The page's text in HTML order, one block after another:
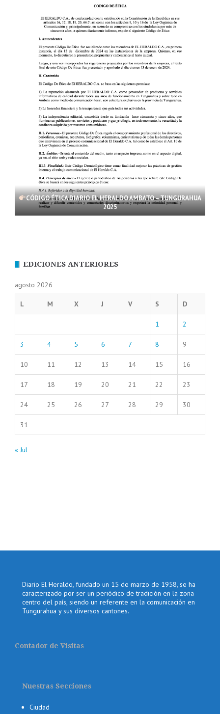
CÓDIGO ÉTICA DIARIO EL HERALDO AMBATO – TUNGURAHUA
2025
EDICIONES ANTERIORES
agosto 2026
L M X J V S D
1 2
3 4 5 6 7 8 9
10 11 12 13 14 15 16
17 18 19 20 21 22 23
24 25 26 27 28 29 30
31
« Jul
Diario El Heraldo, fundado un 15 de marzo de 1958, se ha
caracterizado por ser un periódico de tradición en la zona
centro del país, siendo un referente en la comunicación en
Tungurahua y sus diversos cantones.
Contador de Visitas
Nuestras Secciones
Ciudad